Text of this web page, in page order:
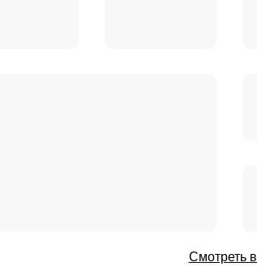
Смотреть